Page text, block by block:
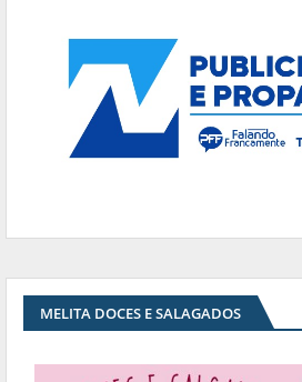
MELITA DOCES E SALAGADOS